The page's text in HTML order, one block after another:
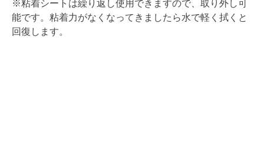
※粘着シートは繰り返し使用できますので、取り外し可
能です。粘着力がなくなってきましたら水で軽く拭くと
回復します。